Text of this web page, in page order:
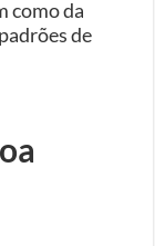
como da
de